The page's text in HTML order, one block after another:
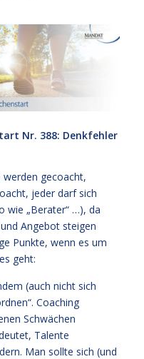
Nr. 388: Denkfehler
gecoacht,
jeder darf sich
wie „Berater“ …), da
Angebot steigen
Punkte, wenn es um
geht:
(auch nicht sich
Coaching
Schwächen
Talente
Man sollte sich (und